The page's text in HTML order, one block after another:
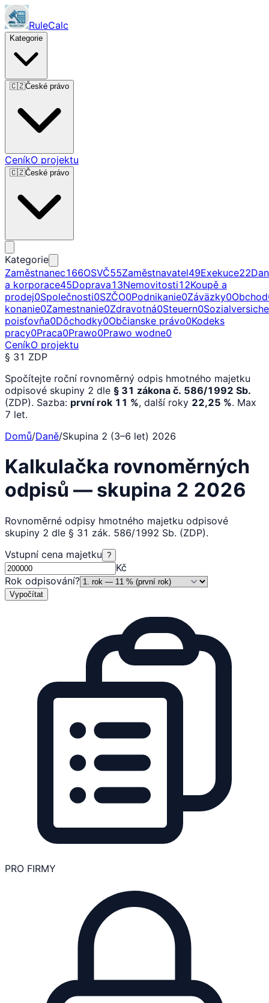
RuleCalc
Kategorie
🇨🇿České právo
CeníkO projektu
🇨🇿České právo
Kategorie
Zaměstnanec166OSVČ55Zaměstnavatel49Exekuce22
a korporace45Doprava13Nemovitosti12Koupě a
prodej0Společnosti0SZČO0Podnikanie0Záväzky0Obchod
konanie0Zamestnanie0Zdravotná0Steuern0
poisťovňa0Dôchodky0Občianske právo0Kodeks
pracy0Praca0Prawo0Prawo wodne0
CeníkO projektu
§ 31 ZDP
Spočítejte roční rovnoměrný odpis hmotného majetku
odpisové skupiny 2 dle § 31 zákona č. 586/1992 Sb.
(ZDP). Sazba: první rok 11 %, další roky 22,25 %. Max
7 let.
Domů/Daně/Skupina 2 (3–6 let) 2026
Kalkulačka rovnoměrných
odpisů — skupina 2 2026
Rovnoměrné odpisy hmotného majetku odpisové
skupiny 2 dle § 31 zák. 586/1992 Sb. (ZDP).
Vstupní cena majetku ?
Kč
Rok odpisování?
Vypočítat
PRO FIRMY